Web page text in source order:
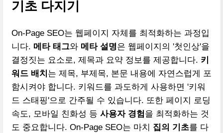
기초 다지기
On-Page SEO는 웹페이지 자체를 최적화하는 과정입
니다. 메타 태그와 메타 설명은 웹페이지의 '첫인상'을
결정짓는 요소로, 제목과 요약 정보를 제공합니다. 키
워드 배치 는 제목, 부제목, 본문 내용에 자연스럽게 포
함시켜야 합니다. 키워드를 과도하게 사용하면 '키워
드 스태핑'으로 간주될 수 있습니다. 또한 페이지 로딩
속도, 모바일 친화성 등 사용자 경험을 최적화하는 것
도 중요합니다. On-Page SEO는 마치 집의 기초를 다